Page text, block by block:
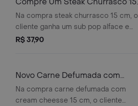
Cm e Ganhe Um Pop Subway !
Na compra steak churrasco 15 cm, o
cliente ganha um sub pop alface e
tomate para comer no domingão.
R$ 37,90
Novo Carne Defumada com
Cream Cheese 15 Cm Pop
Subway Grátis
Na compra carne defumada com
cream cheesse 15 cm, o cliente